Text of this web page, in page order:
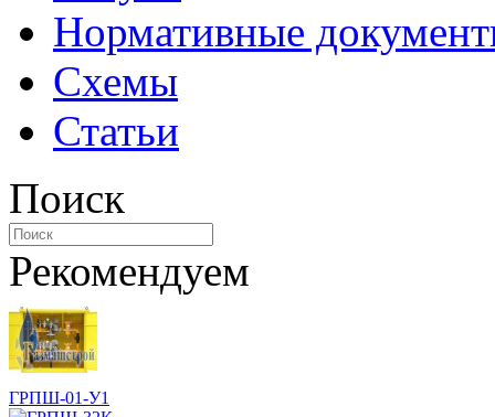
Нормативные
Схемы
Статьи
Поиск
Рекомендуем
ГРПШ-01-У1